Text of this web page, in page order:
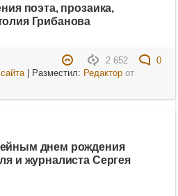
поэта, прозаика,
Грибанова
2 652
0
| Разместил: Редакторот
днем рождения
и журналиста Сергея